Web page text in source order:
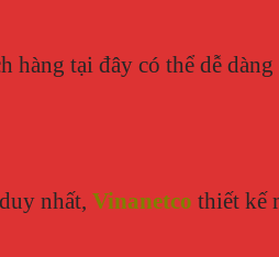
tại đây có thể dễ dàng
nhất, Vinanetco thiết kế